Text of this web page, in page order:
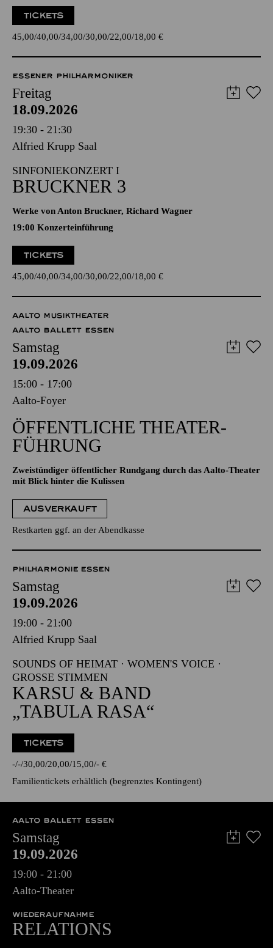
TICKETS
45,00 40,00 34,00 30,00 22,00 18,00 €
ESSENER PHILHARMONIKER
Freitag
18.09.2026
19:30 - 21:30
Alfried Krupp Saal
SINFONIEKONZERT I
BRUCKNER 3
Werke von Anton Bruckner, Richard Wagner
19:00 Konzerteinführung
TICKETS
45,00 40,00 34,00 30,00 22,00 18,00 €
AALTO MUSIKTHEATER
AALTO BALLETT ESSEN
Samstag
19.09.2026
15:00 - 17:00
Aalto-Foyer
ÖFFENTLICHE THEATER­
FÜHRUNG
Zweistündiger öffentlicher Rundgang durch das Aalto-Theater
mit Blick hinter die Kulissen
AUSVERKAUFT
Restkarten ggf. an der Abendkasse
PHILHARMONIE ESSEN
Samstag
19.09.2026
19:00 - 21:00
Alfried Krupp Saal
SOUNDS OF HEIMAT · WOMEN'S VOICE ·
GROSSE STIMMEN
KARSU & BAND
„TABULA RASA“
TICKETS
- - 30,00 20,00 15,00 - €
Familientickets erhältlich (begrenztes Kontingent)
AALTO BALLETT ESSEN
Samstag
19.09.2026
19:00 - 21:00
Aalto-Theater
WIEDERAUFNAHME
RELATIONS